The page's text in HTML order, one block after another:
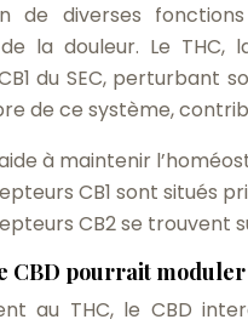
de diverses
la douleur. Le THC,
du SEC, perturbant
de ce système,
aide à maintenir
CB1 sont situés
CB2 se trouvent
CBD pourrait moduler
au THC, le CBD